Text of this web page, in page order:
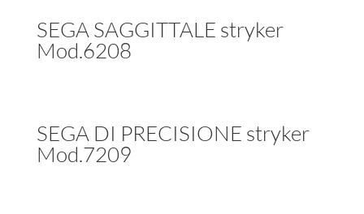
SEGA SAGGITTALE stryker
Mod.6208
SEGA DI PRECISIONE stryker
Mod.7209